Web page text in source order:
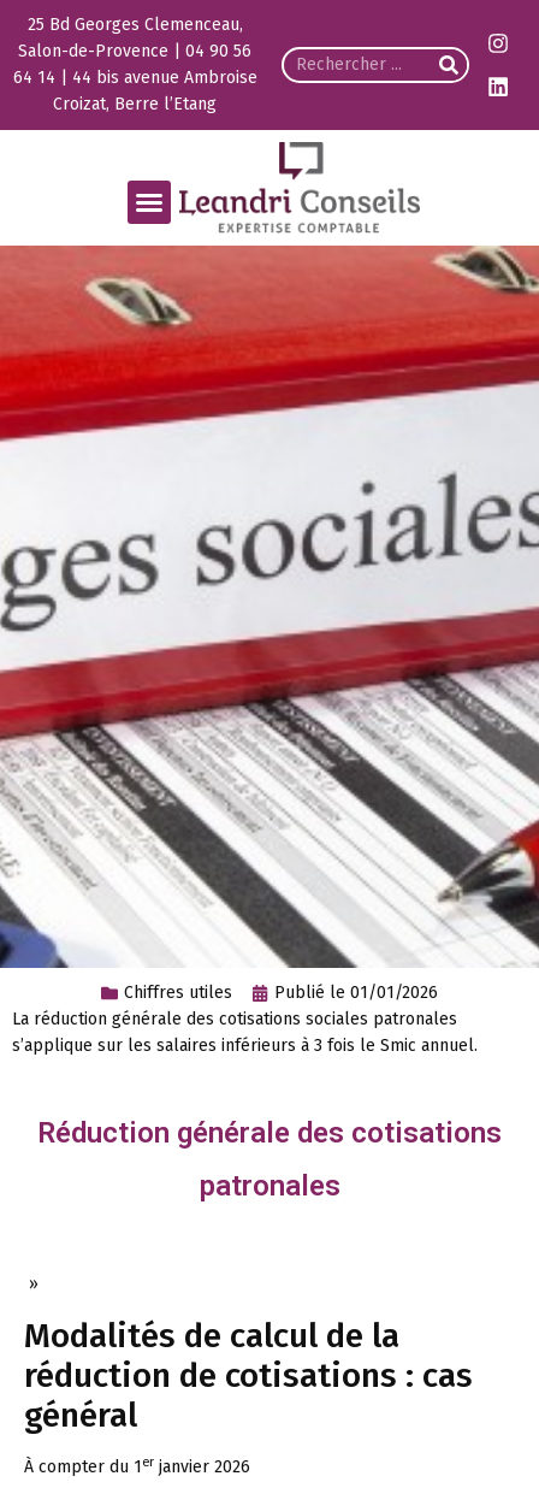
25 Bd Georges Clemenceau,
Salon-de-Provence | 04 90 56
64 14 | 44 bis avenue Ambroise
Croizat, Berre l’Etang
Chiffres utiles Publié le 01/01/2026
La réduction générale des cotisations sociales patronales
s’applique sur les salaires inférieurs à 3 fois le Smic annuel.
Réduction générale des cotisations
patronales
»
Modalités de calcul de la
réduction de cotisations : cas
général
À compter du 1er janvier 2026